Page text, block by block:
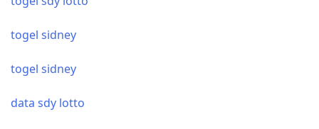
togel sidney
togel sidney
data sdy lotto